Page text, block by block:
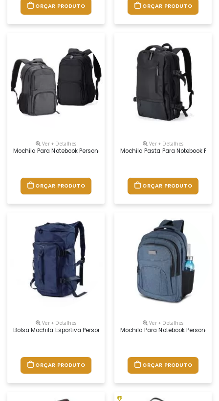
ORÇAR PRODUTO ORÇAR PRODUTO
Ver + Detalhes
Mochila Para Notebook Personalizada
ORÇAR PRODUTO
Ver + Detalhes
Mochila Pasta Para Notebook
ORÇAR PRODUTO
Ver + Detalhes
Bolsa Mochila Esportiva Personalizada
ORÇAR PRODUTO
Ver + Detalhes
Mochila Para Notebook
ORÇAR PRODUTO